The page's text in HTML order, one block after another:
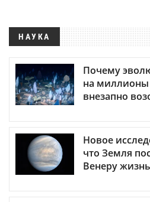
НАУКА
Почему
на миллионы
внезапно
Новое
что Земля
Венеру